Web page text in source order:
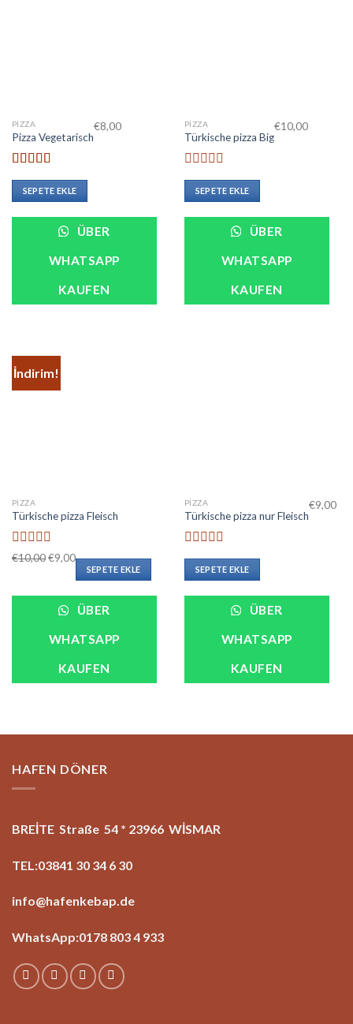
PIZZA
Pizza Vegetarisch
5 üzerinden
5.00oy aldı
€8,00
SEPETE EKLE
ÜBER
WHATSAPP
KAUFEN
PIZZA
Türkische pizza Big
5
üzerinden
0
oy
€10,00
SEPETE EKLE
ÜBER
WHATSAPP
KAUFEN
İndirim!
PIZZA
Türkische pizza Fleisch
5
oy
€10,00 €9,00
SEPETE EKLE
ÜBER
WHATSAPP
KAUFEN
PIZZA
Türkische pizza nur Fleisch
5
üzerinden
0
oy
€9,00
SEPETE EKLE
ÜBER
WHATSAPP
KAUFEN
HAFEN DÖNER
BREİTE Straße 54 * 23966 WİSMAR
TEL:03841 30 34 6 30
info@hafenkebap.de
WhatsApp:0178 803 4 933